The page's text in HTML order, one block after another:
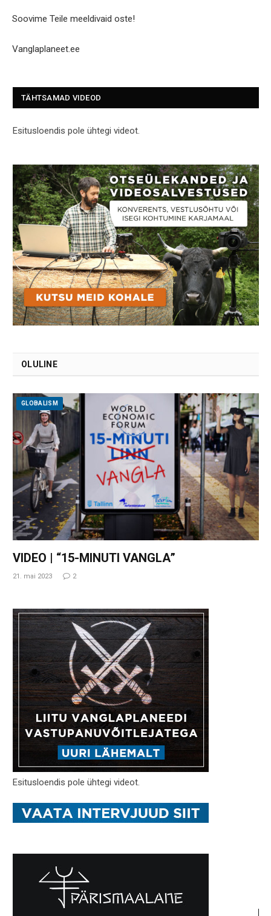
Soovime Teile meeldivaid oste!
Vanglaplaneet.ee
TÄHTSAMAD VIDEOD
Esitusloendis pole ühtegi videot.
OLULINE
GLOBALISM
VIDEO | “15-MINUTI VANGLA”
21. mai 2023 2
Esitusloendis pole ühtegi videot.